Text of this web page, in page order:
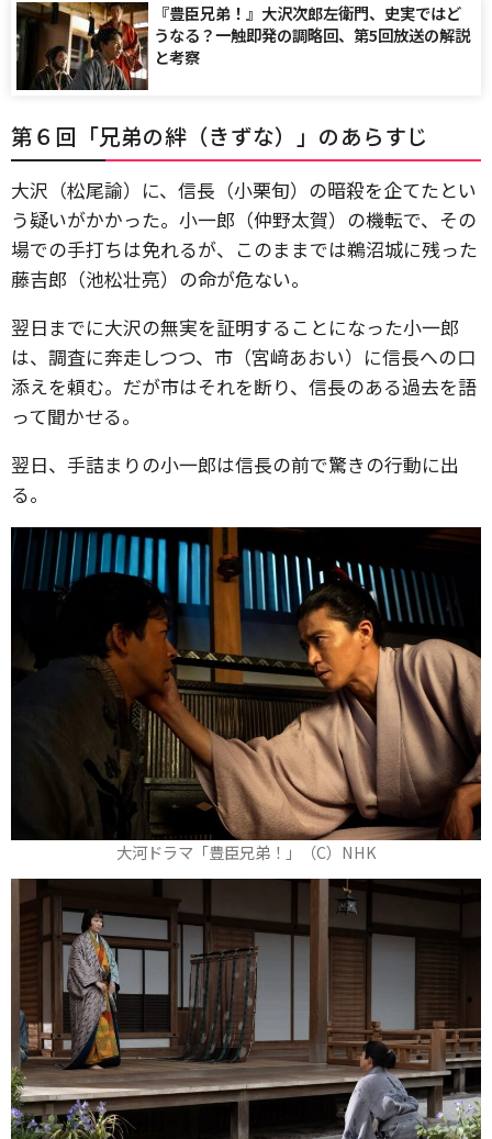
『豊臣兄弟！』大沢次郎左衛門、史実ではど
うなる？一触即発の調略回、第5回放送の解説
と考察
第６回「兄弟の絆（きずな）」のあらすじ
大沢（松尾諭）に、信長（小栗旬）の暗殺を企てたとい
う疑いがかかった。小一郎（仲野太賀）の機転で、その
場での手打ちは免れるが、このままでは鵜沼城に残った
藤吉郎（池松壮亮）の命が危ない。
翌日までに大沢の無実を証明することになった小一郎
は、調査に奔走しつつ、市（宮﨑あおい）に信長への口
添えを頼む。だが市はそれを断り、信長のある過去を語
って聞かせる。
翌日、手詰まりの小一郎は信長の前で驚きの行動に出
る。
大河ドラマ「豊臣兄弟！」（C）NHK